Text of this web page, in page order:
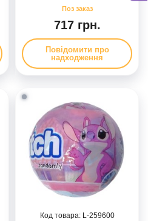
717 грн.
Повідомити про
надходження
259600